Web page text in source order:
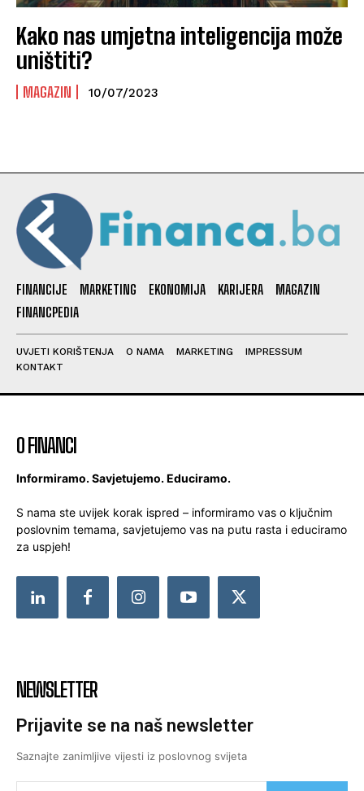
Kako nas umjetna inteligencija može
uništiti?
MAGAZIN 10/07/2023
FINANCIJE MARKETING EKONOMIJA KARIJERA
MAGAZIN
FINANCPEDIA
UVJETI KORIŠTENJA O NAMA MARKETING
IMPRESSUM
KONTAKT
O FINANCI
Informiramo. Savjetujemo. Educiramo.
S nama ste uvijek korak ispred – informiramo vas o ključnim
poslovnim temama, savjetujemo vas na putu rasta i educiramo
za uspjeh!
NEWSLETTER
Prijavite se na naš newsletter
Saznajte zanimljive vijesti iz poslovnog svijeta